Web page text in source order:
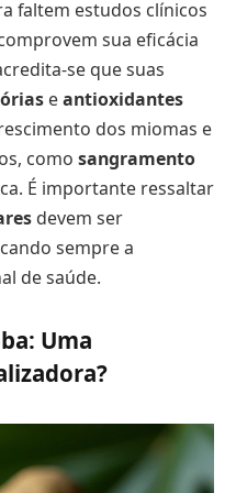
faltem estudos clínicos
sua eficácia
se que suas
eantioxidantes
dos miomas e
como sangramento
É importante ressaltar
devem ser
sempre a
de saúde.
Uma